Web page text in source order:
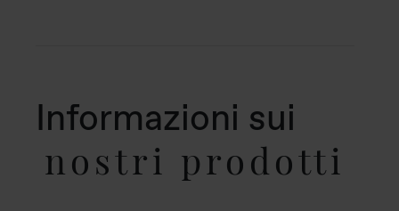
Informazioni sui
nostri prodotti